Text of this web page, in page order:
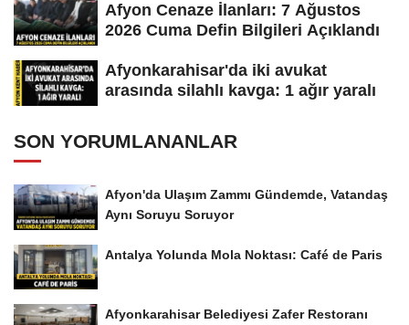
Afyon Cenaze İlanları: 7 Ağustos
2026 Cuma Defin Bilgileri Açıklandı
Afyonkarahisar'da iki avukat
arasında silahlı kavga: 1 ağır yaralı
SON YORUMLANANLAR
Afyon'da Ulaşım Zammı Gündemde, Vatandaş
Aynı Soruyu Soruyor
Antalya Yolunda Mola Noktası: Café de Paris
Afyonkarahisar Belediyesi Zafer Restoranı